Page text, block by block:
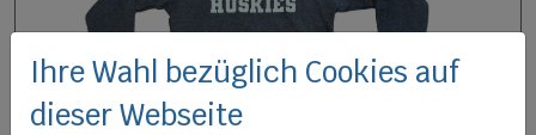
Ihre Wahl bezüglich Cookies auf
dieser Webseite